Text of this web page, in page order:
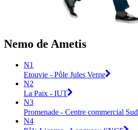
Nemo de Ametis
N1
Etouvie - Pôle Jules Verne
N2
La Paix - IUT
N3
Promenade - Centre commercial Sud
N4